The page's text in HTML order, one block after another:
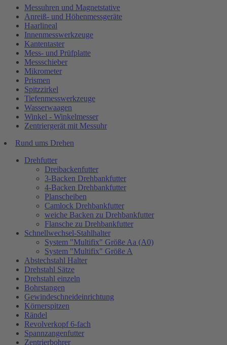
Messuhren und Magnetstative
Anreiß- und Höhenmessgeräte
Haarlineal
Innenmesswerkzeuge
Kantentaster
Mess- und Prüfplatte
Messschieber
Mikrometer
Prismen
Spitzzirkel
Tiefenmesswerkzeuge
Wasserwaagen
Winkel - Winkelmesser
Zentriergerät mit Messuhr
Rund ums Drehen
Drehfutter
Dreibackenfutter
3-Backen Drehbankfutter
4-Backen Drehbankfutter
Planscheiben
Camlock Drehbankfutter
weiche Backen zu Drehbankfutter
Flansche zu Drehbankfutter
Schnellwechsel-Stahlhalter
System "Multifix" Größe Aa (A0)
System "Multifix" Größe A
Abstechstahl Halter
Drehstahl Sätze
Drehstahl einzeln
Bohrstangen
Gewindeschneideinrichtung
Körnerspitzen
Rändel
Revolverkopf 6-fach
Spannzangenfutter
Zentrierbohrer